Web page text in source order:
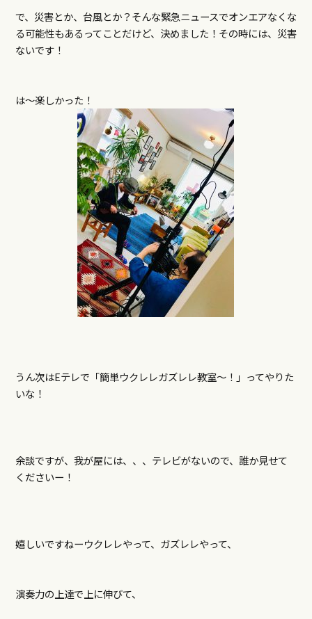
で、災害とか、台風とか？そんな緊急ニュースでオンエアなくな
る可能性もあるってことだけど、決めました！その時には、災害
ないです！
は～楽しかった！
うん次はEテレで「簡単ウクレレガズレレ教室～！」ってやりた
いな！
余談ですが、我が屋には、、、テレビがないので、誰か見せて
くださいー！
嬉しいですねーウクレレやって、ガズレレやって、
演奏力の上達で上に伸びて、